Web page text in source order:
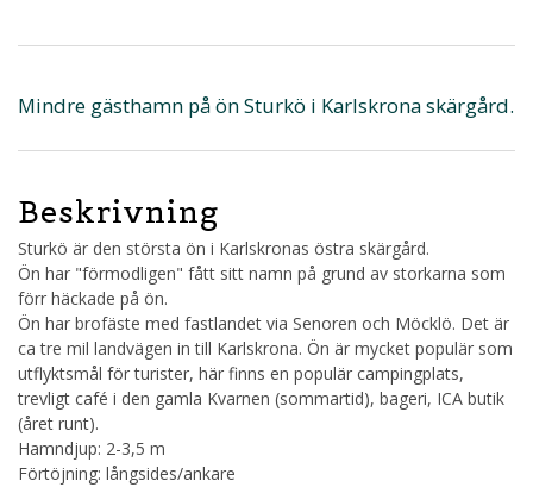
Mindre gästhamn på ön Sturkö i Karlskrona skärgård.
Beskrivning
Sturkö är den största ön i Karlskronas östra skärgård.
Ön har "förmodligen" fått sitt namn på grund av storkarna som
förr häckade på ön.
Ön har brofäste med fastlandet via Senoren och Möcklö. Det är
ca tre mil landvägen in till Karlskrona. Ön är mycket populär som
utflyktsmål för turister, här finns en populär campingplats,
trevligt café i den gamla Kvarnen (sommartid), bageri, ICA butik
(året runt).
Hamndjup: 2-3,5 m
Förtöjning: långsides/ankare